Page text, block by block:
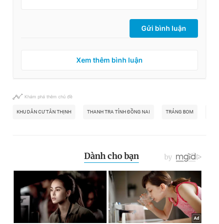
Gửi bình luận
Xem thêm bình luận
Khám phá thêm chủ đề
KHU DÂN CƯ TÂN THỊNH THANH TRA TỈNH ĐỒNG NAI TRẢNG BOM